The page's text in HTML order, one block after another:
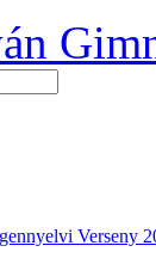
Verseny